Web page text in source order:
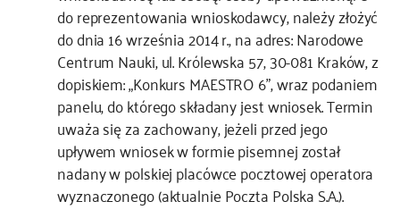
do reprezentowania wnioskodawcy, należy złożyć
do dnia 16 września 2014 r., na adres: Narodowe
Centrum Nauki, ul. Królewska 57, 30-081 Kraków, z
dopiskiem: „Konkurs MAESTRO 6”, wraz podaniem
panelu, do którego składany jest wniosek. Termin
uważa się za zachowany, jeżeli przed jego
upływem wniosek w formie pisemnej został
nadany w polskiej placówce pocztowej operatora
wyznaczonego (aktualnie Poczta Polska S.A.).